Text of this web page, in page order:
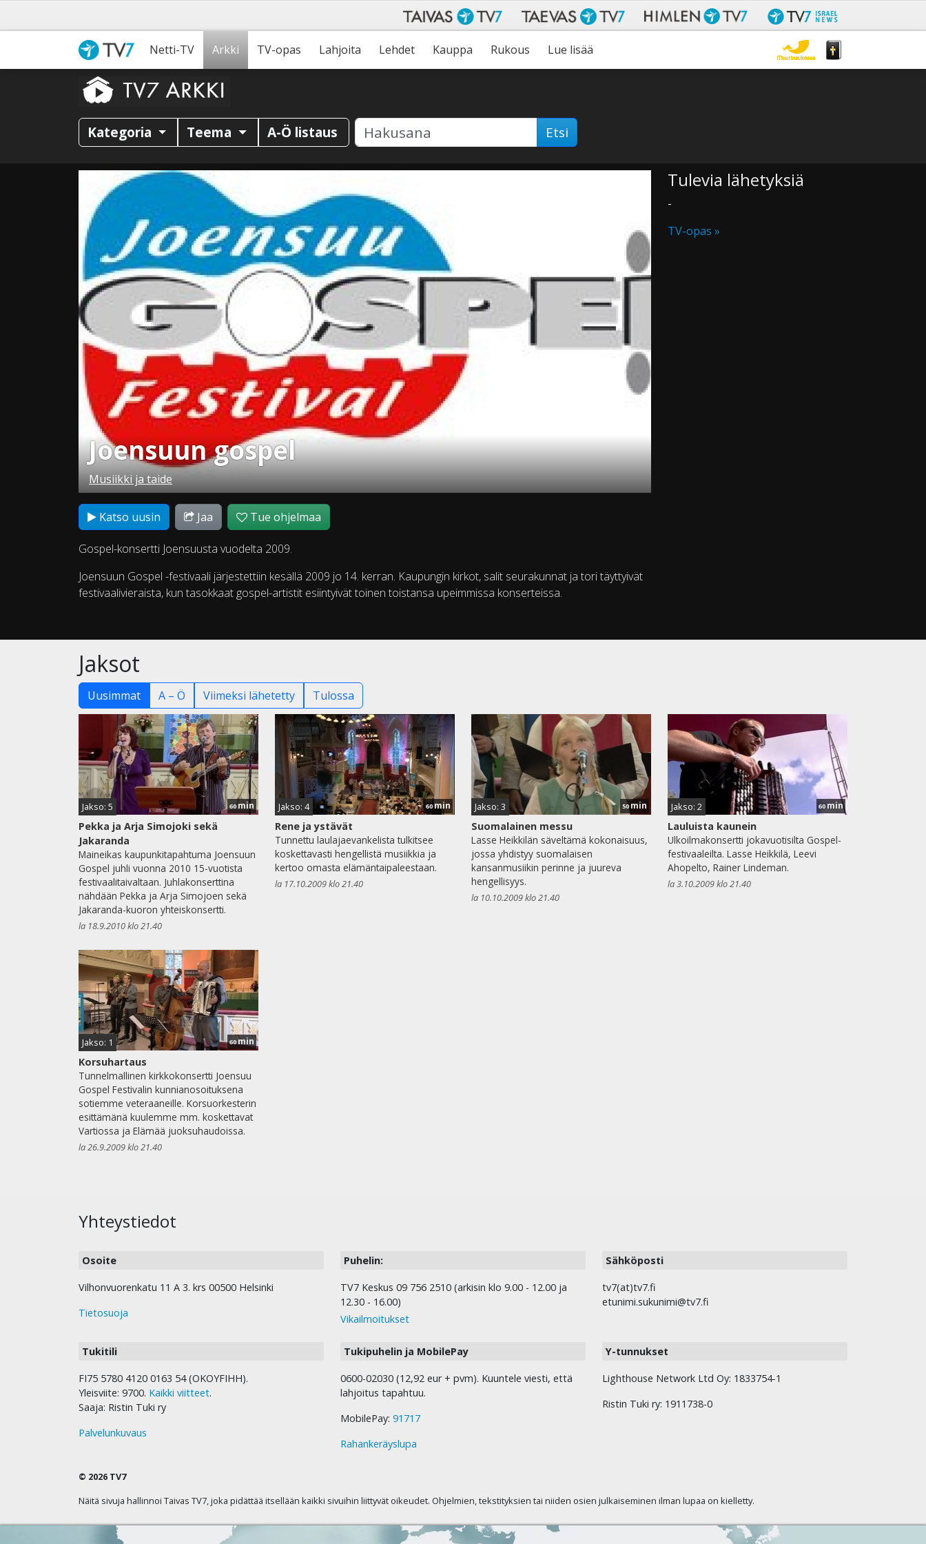
Netti-TV Arkki TV-opas Lahjoita Lehdet Kauppa Rukous Lue lisää
Kategoria Teema A-Ö listaus Etsi
Joensuun gospel
Musiikki ja taide
Katso uusin Jaa Tue ohjelmaa
Gospel-konsertti Joensuusta vuodelta 2009.
Joensuun Gospel -festivaali järjestettiin kesällä 2009 jo 14. kerran. Kaupungin kirkot, salit seurakunnat ja tori täyttyivät
festivaalivieraista, kun tasokkaat gospel-artistit esiintyivät toinen toistansa upeimmissa konserteissa.
Tulevia lähetyksiä
-
TV-opas »
Jaksot
Uusimmat A – Ö Viimeksi lähetetty Tulossa
Jakso: 5 60min
Pekka ja Arja Simojoki sekä
Jakaranda
Maineikas kaupunkitapahtuma Joensuun
Gospel juhli vuonna 2010 15-vuotista
festivaalitaivaltaan. Juhlakonserttina
nähdään Pekka ja Arja Simojoen sekä
Jakaranda-kuoron yhteiskonsertti.
la 18.9.2010 klo 21.40
Jakso: 4 60min
Rene ja ystävät
Tunnettu laulajaevankelista tulkitsee
koskettavasti hengellistä musiikkia ja
kertoo omasta elämäntaipaleestaan.
la 17.10.2009 klo 21.40
Jakso: 3 50 min
Suomalainen messu
Lasse Heikkilän säveltämä kokonaisuus,
jossa yhdistyy suomalaisen
kansanmusiikin perinne ja juureva
hengellisyys.
la 10.10.2009 klo 21.40
Jakso: 2 60 min
Lauluista kaunein
Ulkoilmakonsertti jokavuotisilta Gospel-
festivaaleilta. Lasse Heikkilä, Leevi
Ahopelto, Rainer Lindeman.
la 3.10.2009 klo 21.40
Jakso: 1 60 min
Korsuhartaus
Tunnelmallinen kirkkokonsertti Joensuu
Gospel Festivalin kunnianosoituksena
sotiemme veteraaneille. Korsuorkesterin
esittämänä kuulemme mm. koskettavat
Vartiossa ja Elämää juoksuhaudoissa.
la 26.9.2009 klo 21.40
Yhteystiedot
Osoite
Vilhonvuorenkatu 11 A 3. krs 00500 Helsinki
Tietosuoja
Puhelin:
TV7 Keskus 09 756 2510 (arkisin klo 9.00 - 12.00 ja
12.30 - 16.00)
Vikailmoitukset
Sähköposti
tv7(at)tv7.fi
etunimi.sukunimi@tv7.fi
Tukitili
FI75 5780 4120 0163 54 (OKOYFIHH).
Yleisviite: 9700. Kaikki viitteet.
Saaja: Ristin Tuki ry
Palvelunkuvaus
Tukipuhelin ja MobilePay
0600-02030 (12,92 eur + pvm). Kuuntele viesti, että
lahjoitus tapahtuu.
MobilePay: 91717
Rahankeräyslupa
Y-tunnukset
Lighthouse Network Ltd Oy: 1833754-1
Ristin Tuki ry: 1911738-0
© 2026 TV7
Näitä sivuja hallinnoi Taivas TV7, joka pidättää itsellään kaikki sivuihin liittyvät oikeudet. Ohjelmien, tekstityksien tai niiden osien julkaiseminen ilman lupaa on kielletty.